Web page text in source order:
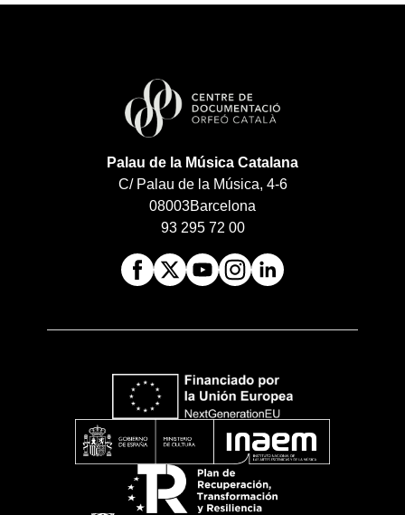
Palau de la Música Catalana
C/ Palau de la Música, 4-6
08003Barcelona
93 295 72 00